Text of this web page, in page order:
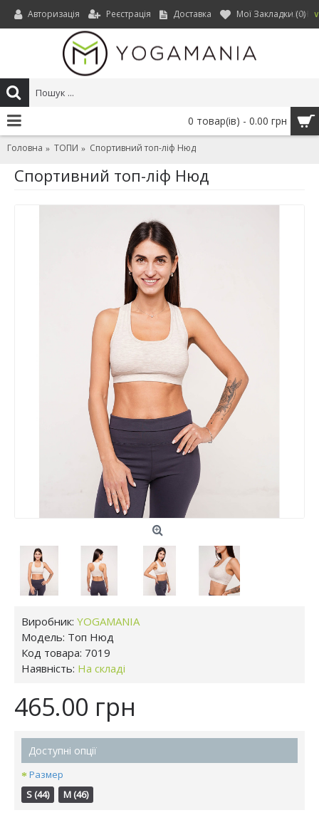
UAH ∨
Авторизація Реєстрація Доставка Мої Закладки (0)
0 товар(ів) - 0.00 грн
Головна ТОПИ Спортивний топ-ліф Нюд
Спортивний топ-ліф Нюд
Виробник: YOGAMANIA
Модель: Топ Нюд
Код товара: 7019
Наявність: На складі
465.00 грн
Доступні опції
Размер
S (44)
M (46)